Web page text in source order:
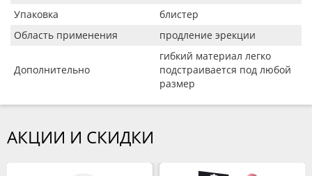
Упаковка
блистер
Область применения
продление эрекции
Дополнительно
гибкий материал легко
подстраивается под любой
размер
АКЦИИ И СКИДКИ